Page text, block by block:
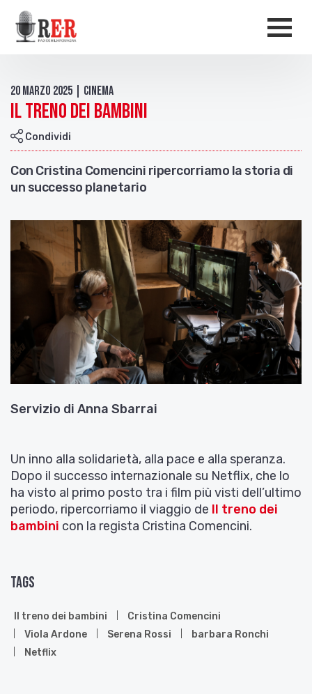
Salta al contenuto principale
20 Marzo 2025 | Cinema
Il treno dei bambini
Condividi
Con Cristina Comencini ripercorriamo la storia di
un successo planetario
Servizio di Anna Sbarrai
Un inno alla solidarietà, alla pace e alla speranza.
Dopo il successo internazionale su Netflix, che lo
ha visto al primo posto tra i film più visti dell’ultimo
periodo, ripercorriamo il viaggio de Il treno dei
bambini con la regista Cristina Comencini.
Tags
Il treno dei bambini
Cristina Comencini
Viola Ardone
Serena Rossi
barbara Ronchi
Netflix